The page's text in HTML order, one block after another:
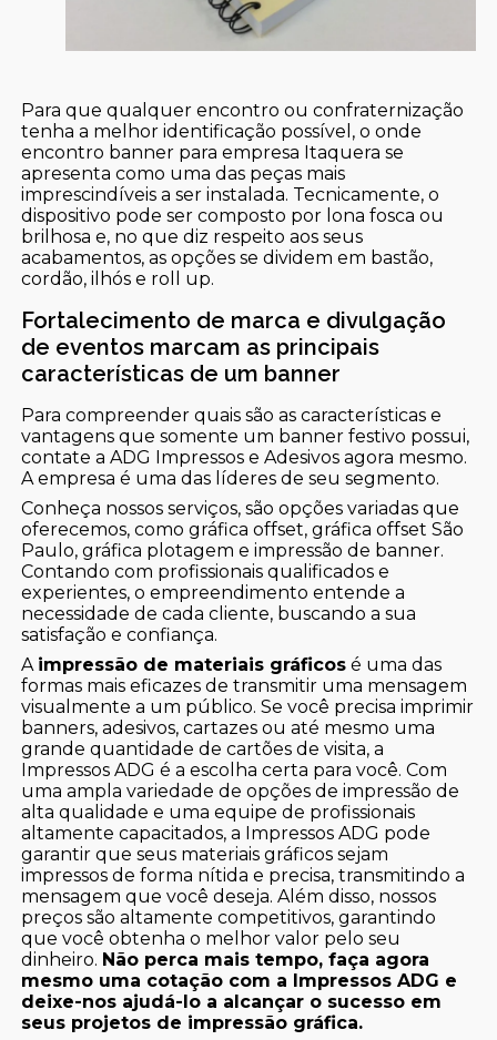
Para que qualquer encontro ou confraternização
tenha a melhor identificação possível, o onde
encontro banner para empresa Itaquera se
apresenta como uma das peças mais
imprescindíveis a ser instalada. Tecnicamente, o
dispositivo pode ser composto por lona fosca ou
brilhosa e, no que diz respeito aos seus
acabamentos, as opções se dividem em bastão,
cordão, ilhós e roll up.
Fortalecimento de marca e divulgação
de eventos marcam as principais
características de um banner
Para compreender quais são as características e
vantagens que somente um banner festivo possui,
contate a ADG Impressos e Adesivos agora mesmo.
A empresa é uma das líderes de seu segmento.
Conheça nossos serviços, são opções variadas que
oferecemos, como gráfica offset, gráfica offset São
Paulo, gráfica plotagem e impressão de banner.
Contando com profissionais qualificados e
experientes, o empreendimento entende a
necessidade de cada cliente, buscando a sua
satisfação e confiança.
A impressão de materiais gráficos é uma das
formas mais eficazes de transmitir uma mensagem
visualmente a um público. Se você precisa imprimir
banners, adesivos, cartazes ou até mesmo uma
grande quantidade de cartões de visita, a
Impressos ADG é a escolha certa para você. Com
uma ampla variedade de opções de impressão de
alta qualidade e uma equipe de profissionais
altamente capacitados, a Impressos ADG pode
garantir que seus materiais gráficos sejam
impressos de forma nítida e precisa, transmitindo a
mensagem que você deseja. Além disso, nossos
preços são altamente competitivos, garantindo
que você obtenha o melhor valor pelo seu
dinheiro. Não perca mais tempo, faça agora
mesmo uma cotação com a Impressos ADG e
deixe-nos ajudá-lo a alcançar o sucesso em
seus projetos de impressão gráfica.